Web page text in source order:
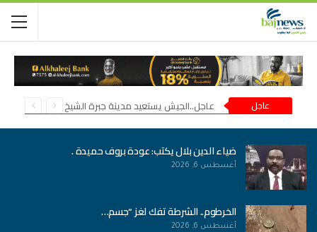
عاجل عاجل..الجيش يستعيد مدينة جبرة الشيخ في شمال كردفان
ضياء الدين بلال يكتب: عودة بروف حميدة .
أغسطس 6, 2026
الخرطوم.. الشرطة تفك لغز “جسم…
أغسطس 6, 2026